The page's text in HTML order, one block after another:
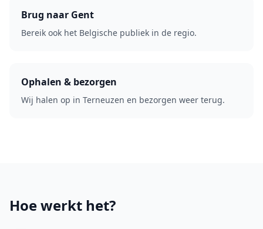
Brug naar Gent
Bereik ook het Belgische publiek in de regio.
Ophalen & bezorgen
Wij halen op in Terneuzen en bezorgen weer terug.
Hoe werkt het?